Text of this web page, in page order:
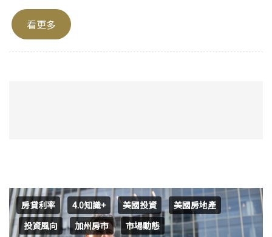
看更多
房貸利率 4.0知識+ 美國投資
美國房地產
投資風向
加州房市 市場動態